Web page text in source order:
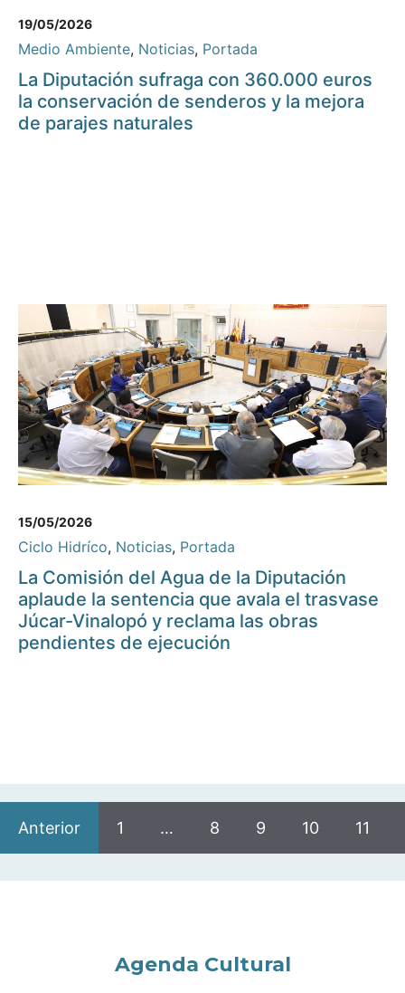
19/05/2026
Medio Ambiente, Noticias, Portada
La Diputación sufraga con 360.000 euros
la conservación de senderos y la mejora
de parajes naturales
15/05/2026
Ciclo Hidríco, Noticias, Portada
La Comisión del Agua de la Diputación
aplaude la sentencia que avala el trasvase
Júcar-Vinalopó y reclama las obras
pendientes de ejecución
Anterior 1 … 8 9 10 11
Agenda Cultural